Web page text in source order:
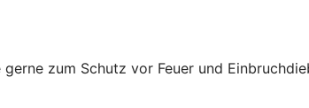
zum Schutz vor Feuer und